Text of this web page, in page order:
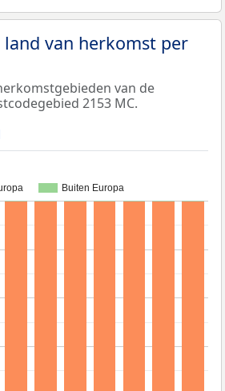
van herkomst per
van de
2153 MC.
Buiten Europa